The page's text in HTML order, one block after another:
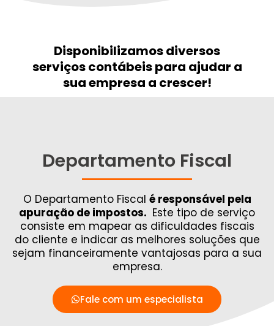
Disponibilizamos diversos
serviços contábeis para ajudar a
sua empresa a crescer!
Departamento Fiscal
O Departamento Fiscal é responsável pela
apuração de impostos. Este tipo de serviço
consiste em mapear as dificuldades fiscais
do cliente e indicar as melhores soluções que
sejam financeiramente vantajosas para a sua
empresa.
Fale com um especialista